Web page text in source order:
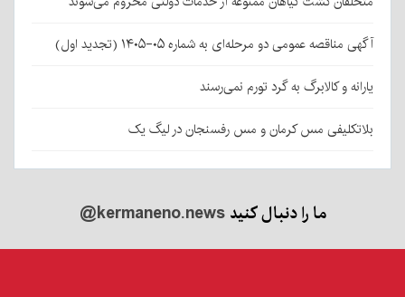
آگهی مناقصه عمومی دو مرحله‌ای به شماره ۰۵-۱۴۰۵ (تجدید اول)
یارانه و کالابرگ به گرد تورم نمی‌رسند
بلاتکلیفی مس کرمان و مس رفسنجان در لیگ یک
ما را دنبال کنید@kermaneno.news